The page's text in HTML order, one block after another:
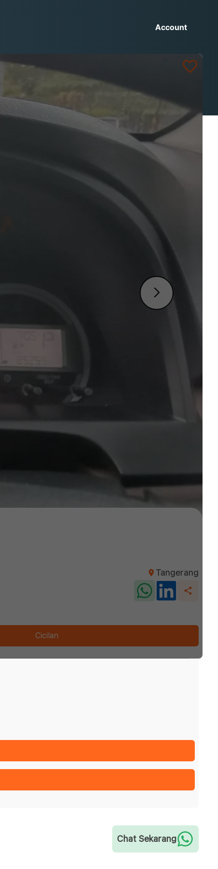
Account
Tangerang
Cicilan
Chat Sekarang